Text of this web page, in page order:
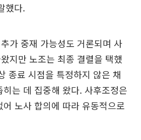
했다.
가 중재 가능성도 거론되며 사
지만 노조는 최종 결렬을 택했
종료 시점을 특정하지 않은 채
는 데 집중해 왔다. 사후조정은
노사 합의에 따라 유동적으로